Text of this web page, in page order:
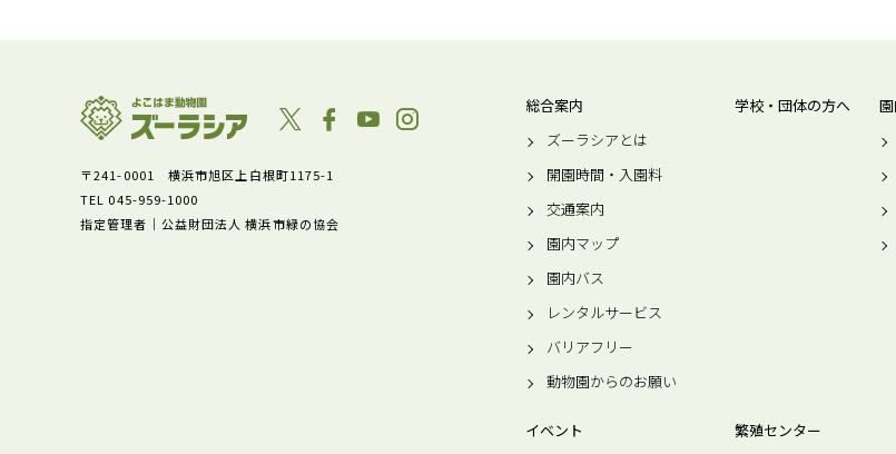
〒241-0001 横浜市旭区上白根町1175-1
TEL 045-959-1000
指定管理者｜公益財団法人 横浜市緑の協会
総合案内
ズーラシアとは
開園時間・入園料
交通案内
園内マップ
園内バス
レンタルサービス
バリアフリー
動物園からのお願い
学校・団体の方へ
イベント 繁殖センター